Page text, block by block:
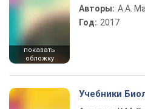
показать
обложку
Авторы: А.А.
Год: 2017
Учебники